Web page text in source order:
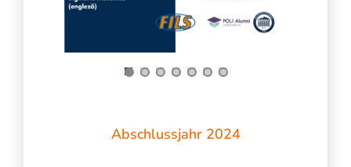
Abschlussjahr 2024